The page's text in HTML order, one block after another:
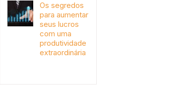
Os segredos
para aumentar
seus lucros
com uma
produtividade
extraordinária